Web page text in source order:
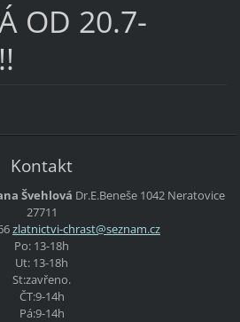
OD 20.7-
Kontakt
Švehlová Dr.E.Beneše 1042 Neratovice
27711
zlatnictvi-chrast@seznam.cz
Po: 13-18h
Ut: 13-18h
St:zavřeno.
ČT:9-14h
Pá:9-14h